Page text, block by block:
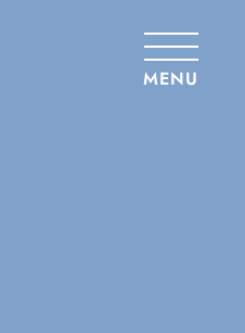
MENU